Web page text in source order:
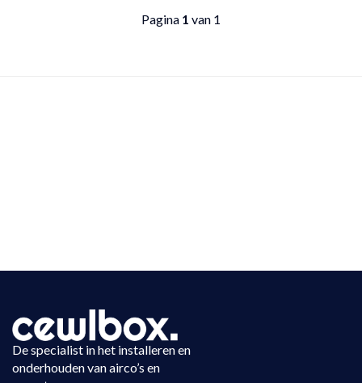
Pagina 1 van 1
De specialist in het installeren en
onderhouden van airco’s en